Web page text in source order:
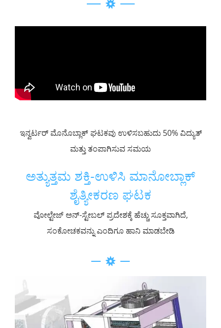
ಇನ್ವರ್ಟರ್ ಮೊನೊಬ್ಲಾಕ್ ಘಟಕವು ಉಳಿಸಬಹುದು 50% ವಿದ್ಯುತ್
ಮತ್ತು ತಂಪಾಗಿಸುವ ಸಮಯ
ಅತ್ಯುತ್ತಮ ಶಕ್ತಿ-ಉಳಿಸಿ ಮಾನೋಬ್ಲಾಕ್
ಶೈತ್ಯೀಕರಣ ಘಟಕ
ವೋಲ್ಟೇಜ್ ಅನ್-ಸ್ಟೇಬಲ್ ಪ್ರದೇಶಕ್ಕೆ ಹೆಚ್ಚು ಸೂಕ್ತವಾಗಿದೆ,
ಸಂಕೋಚಕವನ್ನು ಎಂದಿಗೂ ಹಾನಿ ಮಾಡಬೇಡಿ